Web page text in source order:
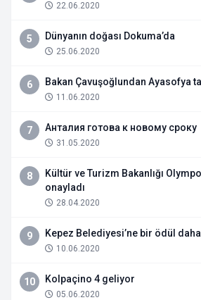
22.06.2020
5 Dünyanın doğası Dokuma’da
25.06.2020
6 Bakan Çavuşoğlundan Ayasofya
11.06.2020
7 Анталия готова к новому сроку
31.05.2020
8
Kültür ve Turizm Bakanlığı
onayladı
28.04.2020
9 Kepez Belediyesi’ne bir ödül daha
10.06.2020
10 Kolpaçino 4 geliyor
05.06.2020